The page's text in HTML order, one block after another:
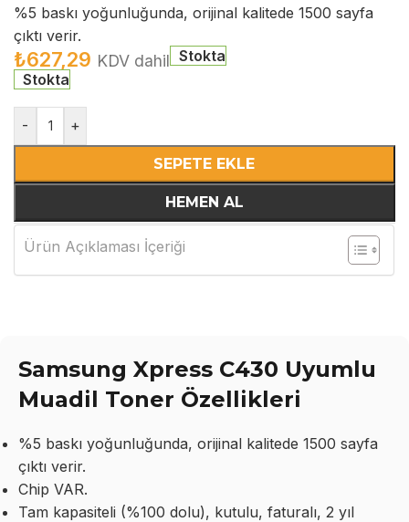
%5 baskı yoğunluğunda, orijinal kalitede 1500 sayfa
çıktı verir.
₺627,29 KDV dahil Stokta
Stokta
- +
SEPETE EKLE
HEMEN AL
Ürün Açıklaması İçeriği
Samsung Xpress C430 Uyumlu
Muadil Toner Özellikleri
%5 baskı yoğunluğunda, orijinal kalitede 1500 sayfa
çıktı verir.
Chip VAR.
Tam kapasiteli (%100 dolu), kutulu, faturalı, 2 yıl